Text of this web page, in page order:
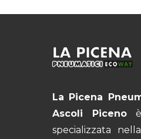
La Picena
Ascoli Piceno è
specializzata